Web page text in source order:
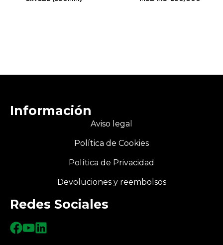
Información
Aviso legal
Política de Cookies
Política de Privacidad
Devoluciones y reembolsos
Redes Sociales